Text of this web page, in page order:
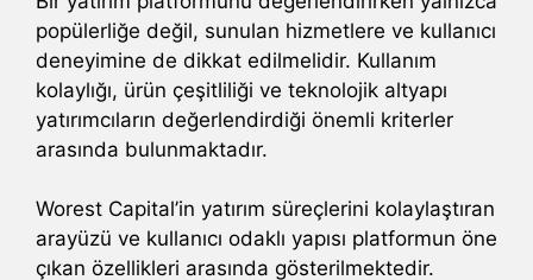
popülerliğe değil, sunulan hizmetlere ve kullanıcı
deneyimine de dikkat edilmelidir. Kullanım
kolaylığı, ürün çeşitliliği ve teknolojik altyapı
yatırımcıların değerlendirdiği önemli kriterler
arasında bulunmaktadır.
Worest Capital’in yatırım süreçlerini kolaylaştıran
arayüzü ve kullanıcı odaklı yapısı platformun öne
çıkan özellikleri arasında gösterilmektedir.